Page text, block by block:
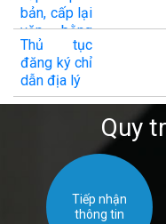
dáng công
nghiệp
bản, cấp lại
văn bằng
bảo hộ kiểu
dáng công
nghiệp
Thủ tục
đăng ký chỉ
dẫn địa lý
Quy
Tiếp nhận
thông tin